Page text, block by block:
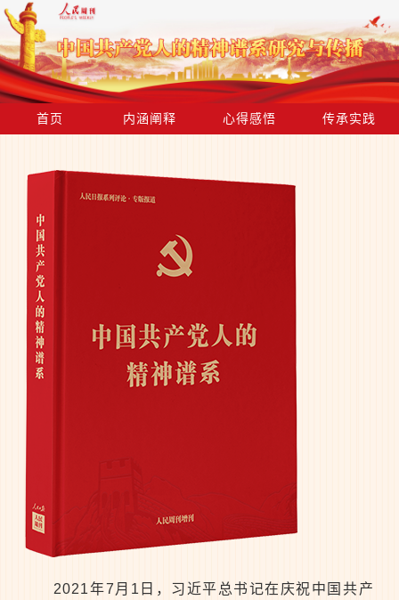
首页 内涵阐释 心得感悟 传承实践
2021年7月1日，习近平总书记在庆祝中国共产